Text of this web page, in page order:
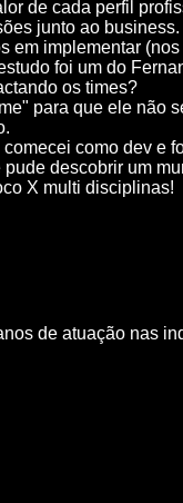
de cada perfil
junto ao
em implementar
foi um do
os times?
para que ele não
como dev e
descobrir um
X multi disciplinas!
de atuação nas